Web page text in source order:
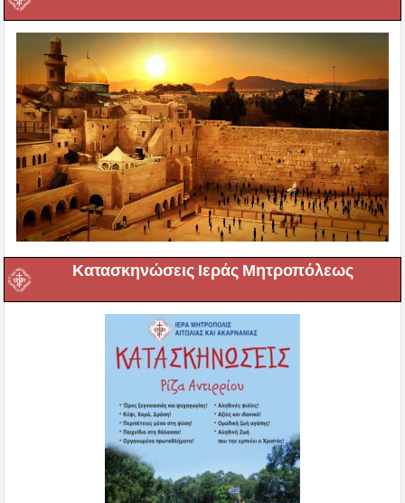
Κατασκηνώσεις Ιεράς Μητροπόλεως